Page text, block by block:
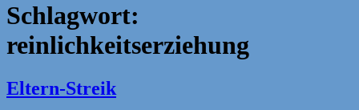
Schlagwort:
reinlichkeitserziehung
Eltern-Streik